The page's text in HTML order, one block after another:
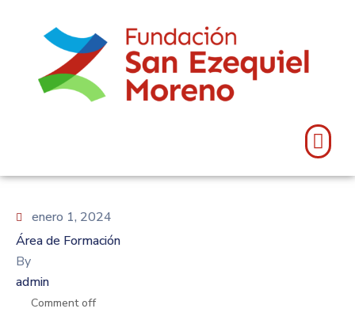
enero 1, 2024
Área de Formación
By
admin
Comment off